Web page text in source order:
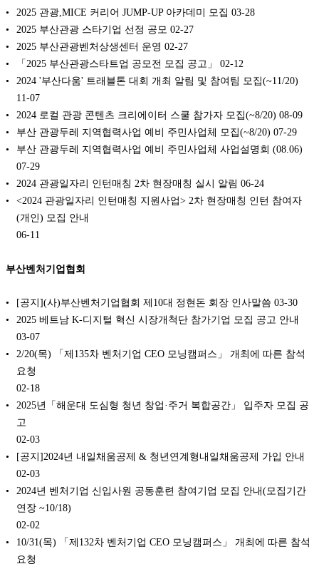
2025 관광,MICE 커리어 JUMP-UP 아카데미 모집 03-28
2025 부산관광 스타기업 선정 공모 02-27
2025 부산관광벤처상생센터 운영 02-27
「2025 부산관광스타트업 공모전 모집 공고」
02-12
2024 '부산다움' 트래블톤 대회 개최 알림 및 참여팀 모집(~11/20)
11-07
2024 로컬 관광 콘텐츠 크리에이터 스쿨 참가자 모집(~8/20) 08-09
부산 관광두레 지역협력사업 예비 주민사업체 모집(~8/20) 07-29
부산 관광두레 지역협력사업 예비 주민사업체 사업설명회 (08.06)
07-29
2024 관광일자리 인턴매칭 2차 현장매칭 실시 알림 06-24
<2024 관광일자리 인턴매칭 지원사업> 2차 현장매칭 인턴 참여자
(개인) 모집 안내
06-11
부산벤처기업협회
[공지](사)부산벤처기업협회 제10대 정현돈 회장 인사말씀 03-30
2025 베트남 K-디지털 혁신 시장개척단 참가기업 모집 공고 안내
03-07
2/20(목) 「제135차 벤처기업 CEO 모닝캠퍼스」 개최에 따른 참석
요청
02-18
2025년「해운대 도심형 청년 창업·주거 복합공간」 입주자 모집 공
고
02-03
[공지]2024년 내일채움공제 & 청년연계형내일채움공제 가입 안내
02-03
2024년 벤처기업 신입사원 공동훈련 참여기업 모집 안내(모집기간
연장 ~10/18)
02-02
10/31(목) 「제132차 벤처기업 CEO 모닝캠퍼스」 개최에 따른 참석
요청